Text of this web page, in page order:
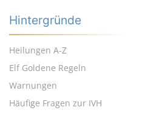
Hintergründe
Heilungen A-Z
Elf Goldene Regeln
Warnungen
Häufige Fragen zur IVH